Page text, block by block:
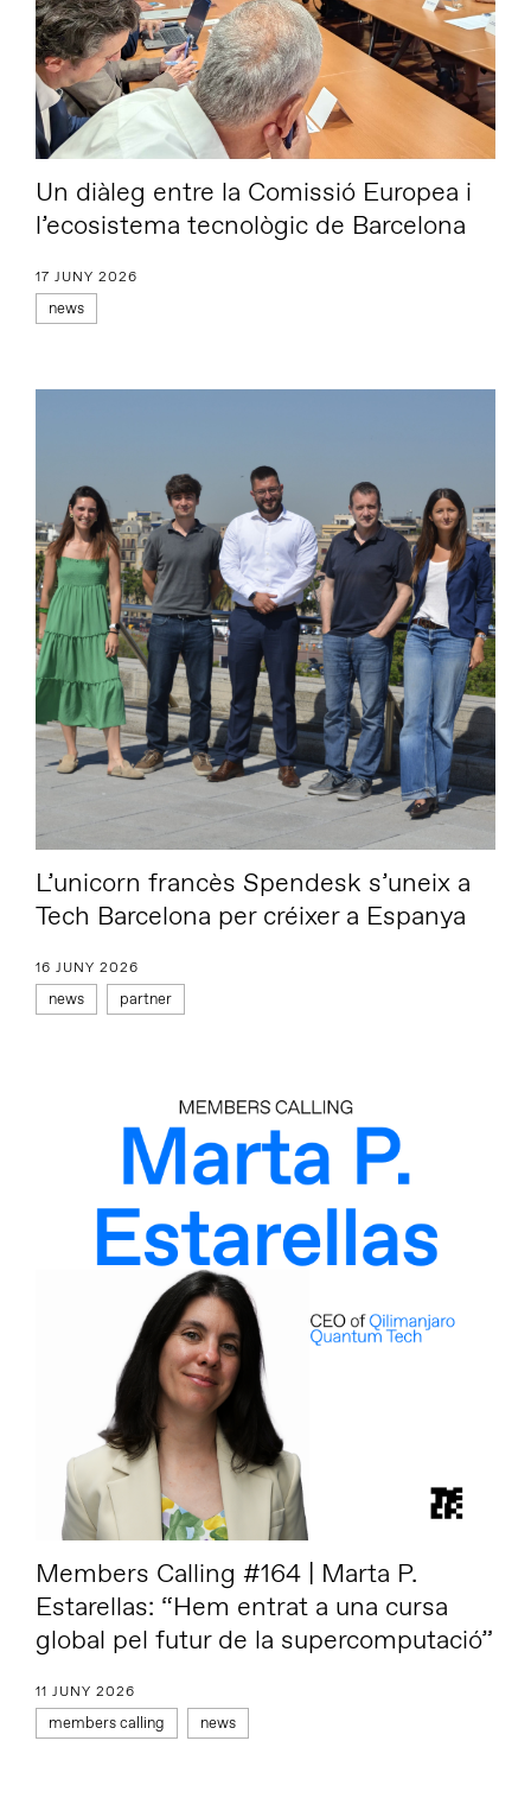
Un diàleg entre la Comissió Europea i
l’ecosistema tecnològic de Barcelona
17 JUNY 2026
news
L’unicorn francès Spendesk s’uneix a
Tech Barcelona per créixer a Espanya
16 JUNY 2026
news partner
Members Calling #164 | Marta P.
Estarellas: “Hem entrat a una cursa
global pel futur de la supercomputació”
11 JUNY 2026
members calling news